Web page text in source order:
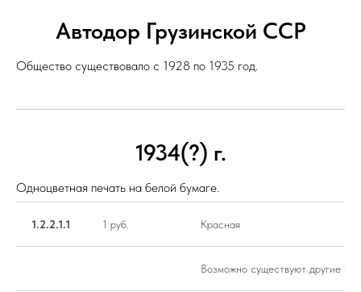
Автодор Грузинской ССР
Общество существовало с 1928 по 1935 год.
1934(?) г.
Одноцветная печать на белой бумаге.
1.2.2.1.1 1 руб. Красная
Возможно существуют другие